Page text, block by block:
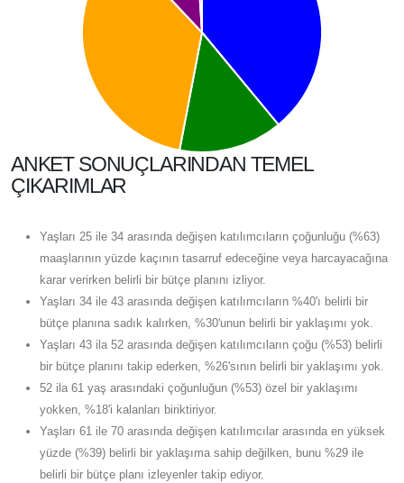
ANKET SONUÇLARINDAN TEMEL
ÇIKARIMLAR
Yaşları 25 ile 34 arasında değişen katılımcıların çoğunluğu (%63)
maaşlarının yüzde kaçının tasarruf edeceğine veya harcayacağına
karar verirken belirli bir bütçe planını izliyor.
Yaşları 34 ile 43 arasında değişen katılımcıların %40'ı belirli bir
bütçe planına sadık kalırken, %30'unun belirli bir yaklaşımı yok.
Yaşları 43 ila 52 arasında değişen katılımcıların çoğu (%53) belirli
bir bütçe planını takip ederken, %26'sının belirli bir yaklaşımı yok.
52 ila 61 yaş arasındaki çoğunluğun (%53) özel bir yaklaşımı
yokken, %18'i kalanları biriktiriyor.
Yaşları 61 ile 70 arasında değişen katılımcılar arasında en yüksek
yüzde (%39) belirli bir yaklaşıma sahip değilken, bunu %29 ile
belirli bir bütçe planı izleyenler takip ediyor.